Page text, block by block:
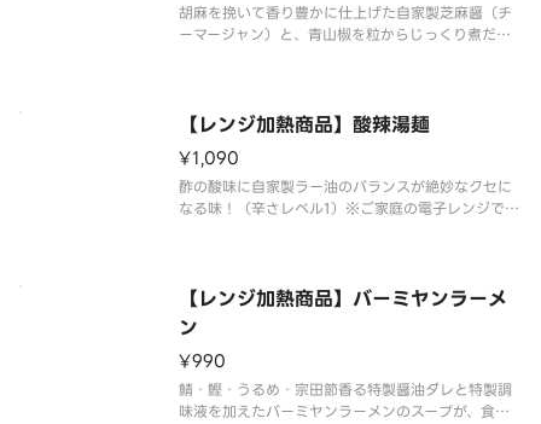
胡麻を挽いて香り豊かに仕上げた自家製芝麻醤（チ
ーマージャン）と、青山椒を粒からじっくり煮だし
てお召し上がり頂く商品です。
【レンジ加熱商品】酸辣湯麺
¥1,090
酢の酸味に自家製ラー油のバランスが絶妙なクセに
なる味！（辛さレベル1）※ご家庭の電子レンジで加
【レンジ加熱商品】バーミヤンラーメ
ン
¥990
鯖・鰹・うるめ・宗田節香る特製醤油ダレと特製調
味液を加えたバーミヤンラーメンのスープが、食感